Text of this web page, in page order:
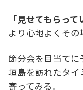
「見せてもらって
より心地よくその
節分会を目当て
垣島を訪れたタイ
寄ってみる。